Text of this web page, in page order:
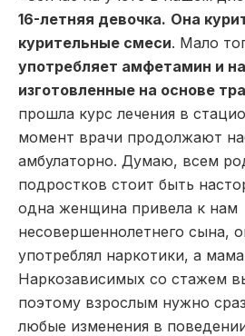
16-летняя девочка. Она
курительные смеси. Мало
употребляет амфетамин и
изготовленные на основе
прошла курс лечения в
момент врачи продолжают
амбулаторно. Думаю, всем
подростков стоит быть
одна женщина привела к нам
несовершеннолетнего сына,
употреблял наркотики, а
Наркозависимых со стажем
поэтому взрослым нужно
любые изменения в